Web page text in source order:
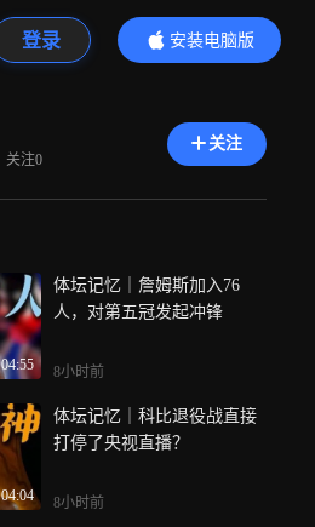
登录
安装电脑版
内容更精彩
关注0
关注
04:55
体坛记忆｜詹姆斯加入76
人，对第五冠发起冲锋
8小时前
04:04
体坛记忆｜科比退役战直接
打停了央视直播？
8小时前